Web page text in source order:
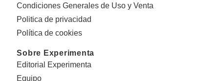
Condiciones Generales de Uso y Venta
Politica de privacidad
Política de cookies
Sobre Experimenta
Editorial Experimenta
Equipo